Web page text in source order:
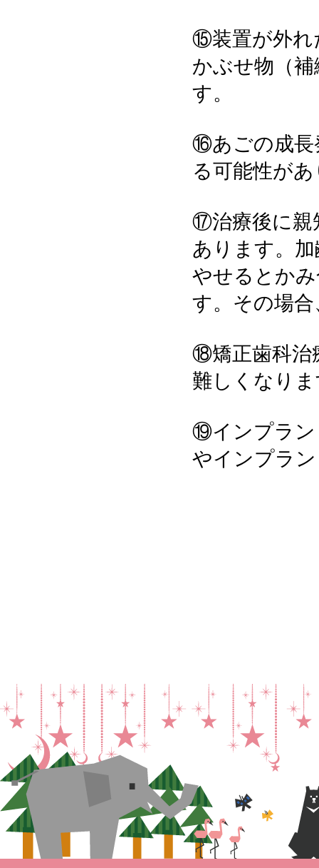
⑮装置が外れ
かぶせ物（
す。
⑯あごの成長
る可能性が
⑰治療後に親
あります。
やせるとか
す。その場
⑱矯正歯科治
難しくなり
⑲インプラン
やインプラ